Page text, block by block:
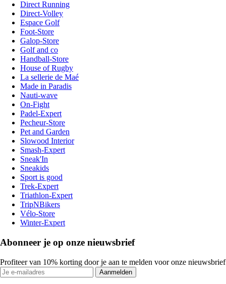
Direct Running
Direct-Volley
Espace Golf
Foot-Store
Galop-Store
Golf and co
Handball-Store
House of Rugby
La sellerie de Maé
Made in Paradis
Nauti-wave
On-Fight
Padel-Expert
Pecheur-Store
Pet and Garden
Slowood Interior
Smash-Expert
Sneak'In
Sneakids
Sport is good
Trek-Expert
Triathlon-Expert
TripNBikers
Vélo-Store
Winter-Expert
Abonneer je op onze nieuwsbrief
Profiteer van 10% korting door je aan te melden voor onze nieuwsbrief
Aanmelden